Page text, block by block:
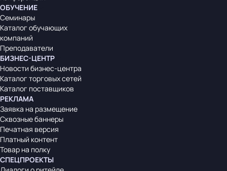
ОБУЧЕНИЕ
Семинары
Каталог обучающих
компаний
Преподаватели
БИЗНЕС-ЦЕНТР
Новости бизнес-центра
Каталог торговых сетей
Каталог поставщиков
РЕКЛАМА
Заявка на размещение
Сквозные баннеры
Печатная версия
Платный контент
Товар на полку
СПЕЦПРОЕКТЫ